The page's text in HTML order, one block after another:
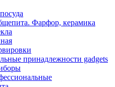
Фарфор, керамика
принадлежности gadgets